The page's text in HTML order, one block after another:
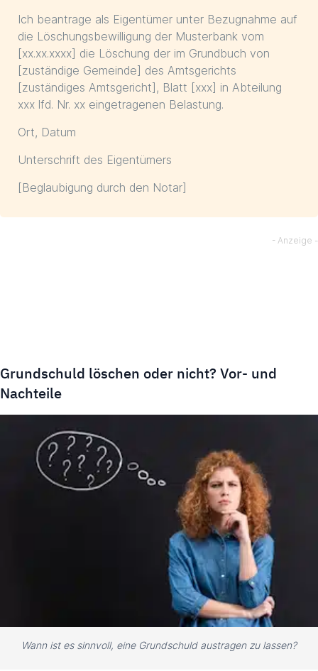
Ich beantrage als Eigentümer unter Bezugnahme auf
die Löschungsbewilligung der Musterbank vom
[xx.xx.xxxx] die Löschung der im Grundbuch von
[zuständige Gemeinde] des Amtsgerichts
[zuständiges Amtsgericht], Blatt [xxx] in Abteilung
xxx lfd. Nr. xx eingetragenen Belastung.
Ort, Datum
Unterschrift des Eigentümers
[Beglaubigung durch den Notar]
Grundschuld löschen oder nicht? Vor- und
Nachteile
Wann ist es sinnvoll, eine Grundschuld austragen zu lassen?